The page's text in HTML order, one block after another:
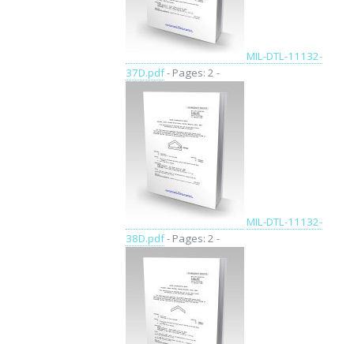
MIL-DTL-11132-
37D.pdf- Pages: 2 -
MIL-DTL-11132-
38D.pdf- Pages: 2 -